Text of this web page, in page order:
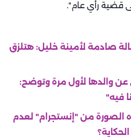
قضية رأي عام".
صادمة لأمينة خليل: هتلزق
والدها لأول مرة وتوضح:
فيه"
الصورة من "إنستجرام" لعدم